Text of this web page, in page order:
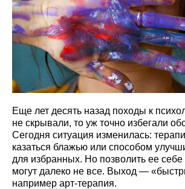
Еще лет десять назад походы к
не скрывали, то уж точно избегали
Сегодня ситуация изменилась:
казаться блажью или способом
для избранных. Но позволить ее
могут далеко не все. Выход —
например арт-терапия.